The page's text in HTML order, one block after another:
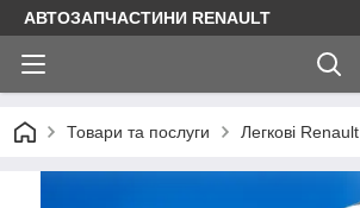
АВТОЗАПЧАСТИНИ RENAULT
Товари та послуги Легкові Renault